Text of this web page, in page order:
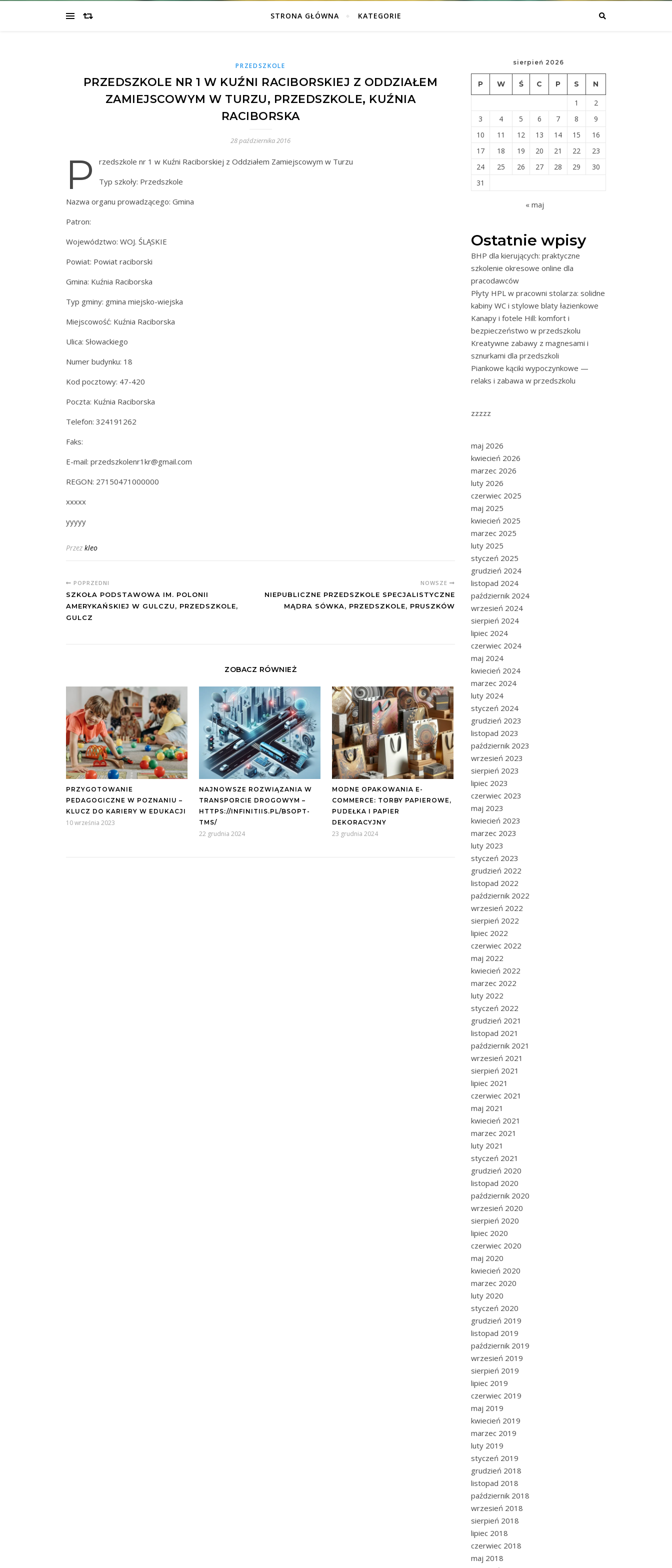
STRONA GŁÓWNA KATEGORIE
PRZEDSZKOLE
PRZEDSZKOLE NR 1 W KUŹNI RACIBORSKIEJ Z ODDZIAŁEM
ZAMIEJSCOWYM W TURZU, PRZEDSZKOLE, KUŹNIA
RACIBORSKA
28 października 2016
P
rzedszkole nr 1 w Kuźni Raciborskiej z Oddziałem Zamiejscowym w Turzu
Typ szkoły: Przedszkole
Nazwa organu prowadzącego: Gmina
Patron:
Województwo: WOJ. ŚLĄSKIE
Powiat: Powiat raciborski
Gmina: Kuźnia Raciborska
Typ gminy: gmina miejsko-wiejska
Miejscowość: Kuźnia Raciborska
Ulica: Słowackiego
Numer budynku: 18
Kod pocztowy: 47-420
Poczta: Kuźnia Raciborska
Telefon: 324191262
Faks:
E-mail: przedszkolenr1kr@gmail.com
REGON: 27150471000000
xxxxx
yyyyy
Przez kleo
POPRZEDNI
SZKOŁA PODSTAWOWA IM. POLONII
AMERYKAŃSKIEJ W GULCZU, PRZEDSZKOLE,
GULCZ
NOWSZE
NIEPUBLICZNE PRZEDSZKOLE SPECJALISTYCZNE
MĄDRA SÓWKA, PRZEDSZKOLE, PRUSZKÓW
ZOBACZ RÓWNIEŻ
PRZYGOTOWANIE
PEDAGOGICZNE W POZNANIU –
KLUCZ DO KARIERY W EDUKACJI
10 września 2023
NAJNOWSZE ROZWIĄZANIA W
TRANSPORCIE DROGOWYM –
HTTPS://INFINITIIS.PL/BSOPT-
TMS/
22 grudnia 2024
MODNE OPAKOWANIA E-
COMMERCE: TORBY PAPIEROWE,
PUDEŁKA I PAPIER
DEKORACYJNY
23 grudnia 2024
sierpień 2026
P W Ś C P S N
1
2
3
4 5 6 7 8
9
10
11 12 13 14 15
16
17
18 19 20 21 22
23
24
25 26 27 28 29
30
31
« maj
Ostatnie wpisy
BHP dla kierujących: praktyczne
szkolenie okresowe online dla
pracodawców
Płyty HPL w pracowni stolarza: solidne
kabiny WC i stylowe blaty łazienkowe
Kanapy i fotele Hill: komfort i
bezpieczeństwo w przedszkolu
Kreatywne zabawy z magnesami i
sznurkami dla przedszkoli
Piankowe kąciki wypoczynkowe —
relaks i zabawa w przedszkolu
zzzzz
maj 2026
kwiecień 2026
marzec 2026
luty 2026
czerwiec 2025
maj 2025
kwiecień 2025
marzec 2025
luty 2025
styczeń 2025
grudzień 2024
listopad 2024
październik 2024
wrzesień 2024
sierpień 2024
lipiec 2024
czerwiec 2024
maj 2024
kwiecień 2024
marzec 2024
luty 2024
styczeń 2024
grudzień 2023
listopad 2023
październik 2023
wrzesień 2023
sierpień 2023
lipiec 2023
czerwiec 2023
maj 2023
kwiecień 2023
marzec 2023
luty 2023
styczeń 2023
grudzień 2022
listopad 2022
październik 2022
wrzesień 2022
sierpień 2022
lipiec 2022
czerwiec 2022
maj 2022
kwiecień 2022
marzec 2022
luty 2022
styczeń 2022
grudzień 2021
listopad 2021
październik 2021
wrzesień 2021
sierpień 2021
lipiec 2021
czerwiec 2021
maj 2021
kwiecień 2021
marzec 2021
luty 2021
styczeń 2021
grudzień 2020
listopad 2020
październik 2020
wrzesień 2020
sierpień 2020
lipiec 2020
czerwiec 2020
maj 2020
kwiecień 2020
marzec 2020
luty 2020
styczeń 2020
grudzień 2019
listopad 2019
październik 2019
wrzesień 2019
sierpień 2019
lipiec 2019
czerwiec 2019
maj 2019
kwiecień 2019
marzec 2019
luty 2019
styczeń 2019
grudzień 2018
listopad 2018
październik 2018
wrzesień 2018
sierpień 2018
lipiec 2018
czerwiec 2018
maj 2018